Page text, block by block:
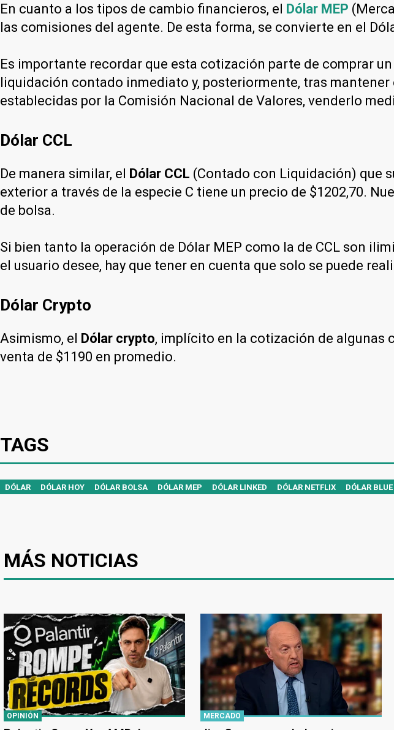
En cuanto a los tipos de cambio financieros, el Dólar MEP
las comisiones del agente. De esta forma, se convierte en el
Es importante recordar que esta cotización parte de comprar
liquidación contado inmediato y, posteriormente, tras
establecidas por la Comisión Nacional de Valores, venderlo
Dólar CCL
De manera similar, el Dólar CCL (Contado con Liquidación) que
exterior a través de la especie C tiene un precio de $1202,70.
de bolsa.
Si bien tanto la operación de Dólar MEP como la de CCL son
el usuario desee, hay que tener en cuenta que solo se puede
Dólar Crypto
Asimismo, el Dólar crypto, implícito en la cotización de algunas
venta de $1190 en promedio.
TAGS
DÓLAR DÓLAR HOY DÓLAR BOLSA DÓLAR MEP DÓLAR LINKED DÓLAR NETFLIX DÓLAR BLUE
MÁS NOTICIAS
OPINIÓN MERCADO